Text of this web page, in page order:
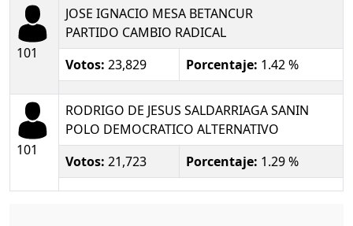
101
JOSE IGNACIO MESA BETANCUR
PARTIDO CAMBIO RADICAL
Votos: 23,829 Porcentaje: 1.42 %
101
RODRIGO DE JESUS SALDARRIAGA SANIN
POLO DEMOCRATICO ALTERNATIVO
Votos: 21,723 Porcentaje: 1.29 %